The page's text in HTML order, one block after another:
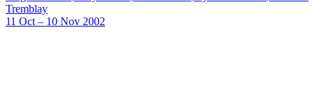
Tremblay
11 Oct – 10 Nov 2002